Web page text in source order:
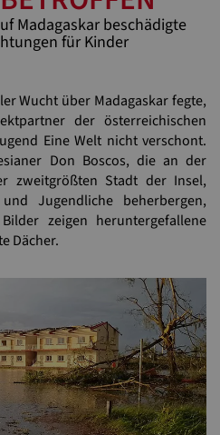
Madagaskar beschädigte
für Kinder
Wucht über Madagaskar fegte,
der österreichischen
Eine Welt nicht verschont.
Don Boscos, die an der
zweitgrößten Stadt der Insel,
Jugendliche beherbergen,
zeigen heruntergefallene
Dächer.